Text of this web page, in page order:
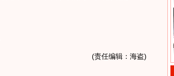
(责任编辑：海盗)